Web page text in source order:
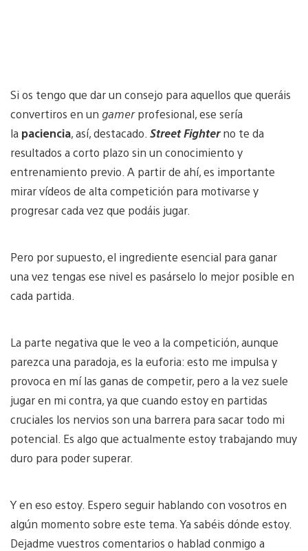
Si os tengo que dar un consejo para aquellos que queráis
convertiros en un gamerprofesional, ese sería
la paciencia, así, destacado. Street Fighterno te da
resultados a corto plazo sin un conocimiento y
entrenamiento previo. A partir de ahí, es importante
mirar vídeos de alta competición para motivarse y
progresar cada vez que podáis jugar.
Pero por supuesto, el ingrediente esencial para ganar
una vez tengas ese nivel es pasárselo lo mejor posible en
cada partida.
La parte negativa que le veo a la competición, aunque
parezca una paradoja, es la euforia: esto me impulsa y
provoca en mí las ganas de competir, pero a la vez suele
jugar en mi contra, ya que cuando estoy en partidas
cruciales los nervios son una barrera para sacar todo mi
potencial. Es algo que actualmente estoy trabajando muy
duro para poder superar.
Y en eso estoy. Espero seguir hablando con vosotros en
algún momento sobre este tema. Ya sabéis dónde estoy.
Dejadme vuestros comentarios o hablad conmigo a